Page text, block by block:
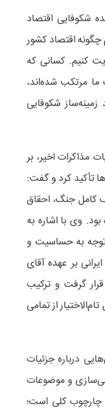
شکوفایی اقتصاد
چگونه اقتصاد کشور
کنیم. کسانی که
ما مرتکب شده‌اند،
زمینه‌ساز شکوفایی
مذاکرات اخیر، بر
تأکید کرد و گفت:
کامل جنگ، احقاق
وی با اشاره به
توجه به حساسیت و
بر عهده آقای
گرفت و ترکیب
از تمامی
درباره جزئیات
و موضوعات
چارچوب کلی است؛